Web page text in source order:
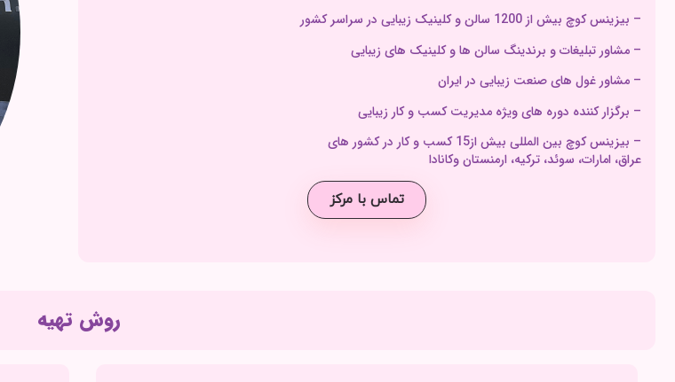
– بیزینس کوچ بیش از 1200 سالن و کلینیک زیبایی در سراسر کشور
– مشاور تبلیغات و برندینگ سالن ها و کلینیک های زیبایی
– مشاور غول های صنعت زیبایی در ایران
– برگزار کننده دوره های ویژه مدیریت کسب و کار زیبایی
– بیزینس کوچ بین المللی بیش از15 کسب و کار در کشور های
عراق، امارات، سوئد، ترکیه، ارمنستان وکانادا
تماس با مرکز
روش تهیه